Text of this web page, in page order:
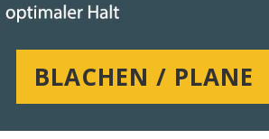
BLACHEN / PLANE